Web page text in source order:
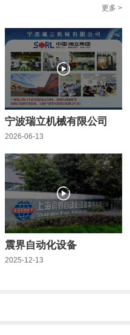
更多 >
宁波瑞立机械有限公司
2026-06-13
震界自动化设备
2025-12-13